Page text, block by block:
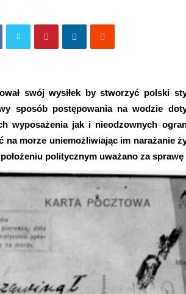
swój wysiłek by stworzyć polski
sposób postępowania na wodzie
wyposażenia jak i nieodzownych
na morze uniemożliwiając im narażanie
politycznym uważano za sprawę